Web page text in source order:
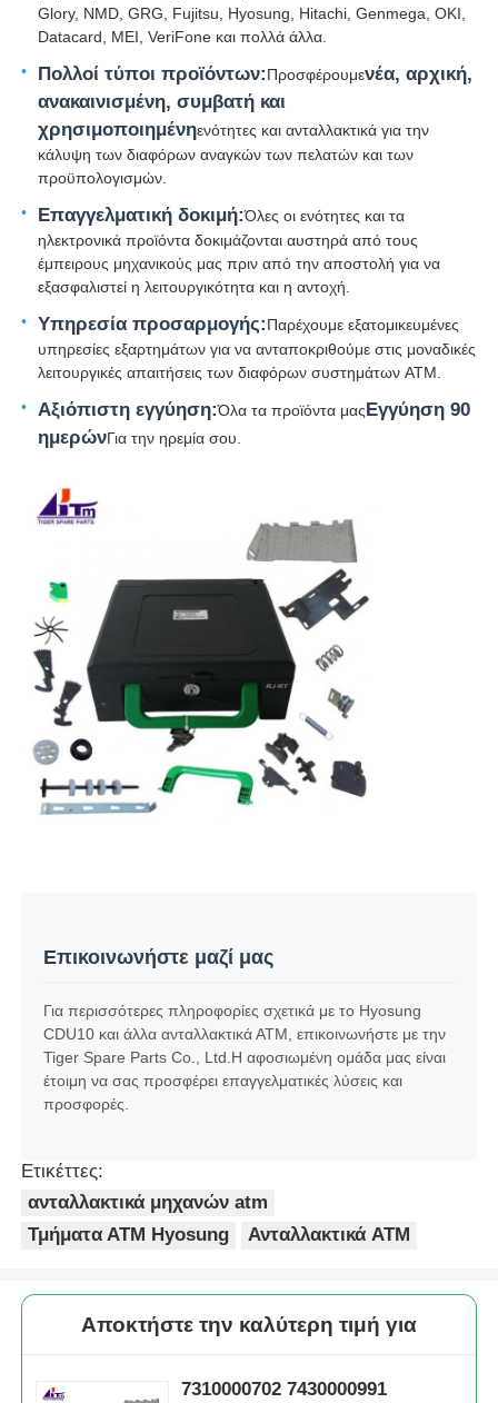
Glory, NMD, GRG, Fujitsu, Hyosung, Hitachi, Genmega, OKI,
Datacard, MEI, VeriFone και πολλά άλλα.
Πολλοί τύποι προϊόντων:Προσφέρουμενέα, αρχική,
ανακαινισμένη, συμβατή και
χρησιμοποιημένηενότητες και ανταλλακτικά για την
κάλυψη των διαφόρων αναγκών των πελατών και των
προϋπολογισμών.
Επαγγελματική δοκιμή:Όλες οι ενότητες και τα
ηλεκτρονικά προϊόντα δοκιμάζονται αυστηρά από τους
έμπειρους μηχανικούς μας πριν από την αποστολή για να
εξασφαλιστεί η λειτουργικότητα και η αντοχή.
Υπηρεσία προσαρμογής:Παρέχουμε εξατομικευμένες
υπηρεσίες εξαρτημάτων για να ανταποκριθούμε στις μοναδικές
λειτουργικές απαιτήσεις των διαφόρων συστημάτων ATM.
Αξιόπιστη εγγύηση:Όλα τα προϊόντα μαςΕγγύηση 90
ημερώνΓια την ηρεμία σου.
Επικοινωνήστε μαζί μας
Για περισσότερες πληροφορίες σχετικά με το Hyosung
CDU10 και άλλα ανταλλακτικά ΑΤΜ, επικοινωνήστε με την
Tiger Spare Parts Co., Ltd.Η αφοσιωμένη ομάδα μας είναι
έτοιμη να σας προσφέρει επαγγελματικές λύσεις και
προσφορές.
Ετικέττες:
ανταλλακτικά μηχανών atm
Τμήματα ΑΤΜ Hyosung
Ανταλλακτικά ATM
Αποκτήστε την καλύτερη τιμή για
7310000702 7430000991